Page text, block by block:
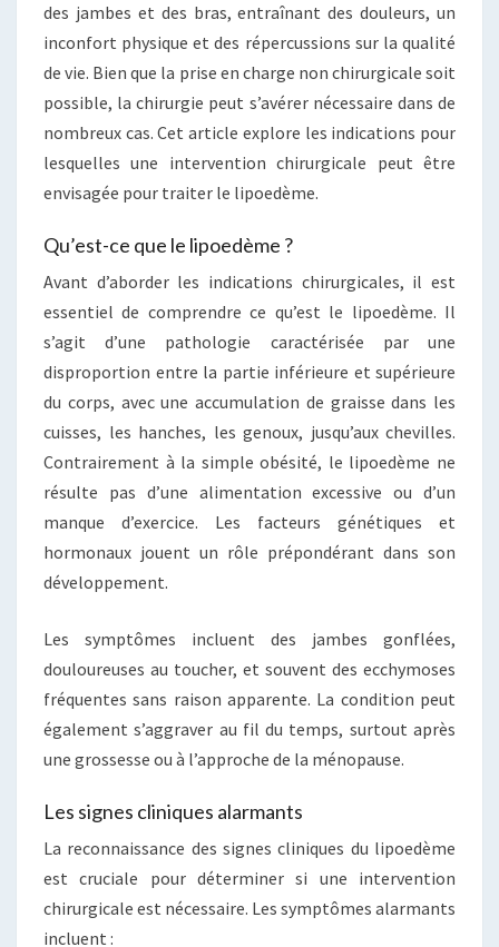
des jambes et des bras, entraînant des douleurs, un
inconfort physique et des répercussions sur la qualité
de vie. Bien que la prise en charge non chirurgicale soit
possible, la chirurgie peut s’avérer nécessaire dans de
nombreux cas. Cet article explore les indications pour
lesquelles une intervention chirurgicale peut être
envisagée pour traiter le lipoedème.
Qu’est-ce que le lipoedème ?
Avant d’aborder les indications chirurgicales, il est
essentiel de comprendre ce qu’est le lipoedème. Il
s’agit d’une pathologie caractérisée par une
disproportion entre la partie inférieure et supérieure
du corps, avec une accumulation de graisse dans les
cuisses, les hanches, les genoux, jusqu’aux chevilles.
Contrairement à la simple obésité, le lipoedème ne
résulte pas d’une alimentation excessive ou d’un
manque d’exercice. Les facteurs génétiques et
hormonaux jouent un rôle prépondérant dans son
développement.
Les symptômes incluent des jambes gonflées,
douloureuses au toucher, et souvent des ecchymoses
fréquentes sans raison apparente. La condition peut
également s’aggraver au fil du temps, surtout après
une grossesse ou à l’approche de la ménopause.
Les signes cliniques alarmants
La reconnaissance des signes cliniques du lipoedème
est cruciale pour déterminer si une intervention
chirurgicale est nécessaire. Les symptômes alarmants
incluent :